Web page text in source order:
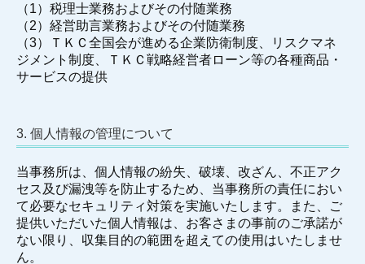
募集要項（寒河江事務所）
募集要項（新卒）
お問い合わせ
（1）税理士業務およびその付随業務
（2）経営助言業務およびその付随業務
（3）ＴＫＣ全国会が進める企業防衛制度、リスクマネ
ジメント制度、ＴＫＣ戦略経営者ローン等の各種商品・
サービスの提供
3. 個人情報の管理について
当事務所は、個人情報の紛失、破壊、改ざん、不正アク
セス及び漏洩等を防止するため、当事務所の責任におい
て必要なセキュリティ対策を実施いたします。また、ご
提供いただいた個人情報は、お客さまの事前のご承諾が
ない限り、収集目的の範囲を超えての使用はいたしませ
ん。